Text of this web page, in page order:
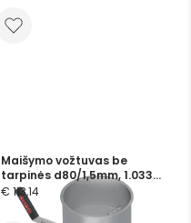
Maišymo vožtuvas be
tarpinės d80/1,5mm, 1.0330,
powder-coated manually
operated
€ 113,14